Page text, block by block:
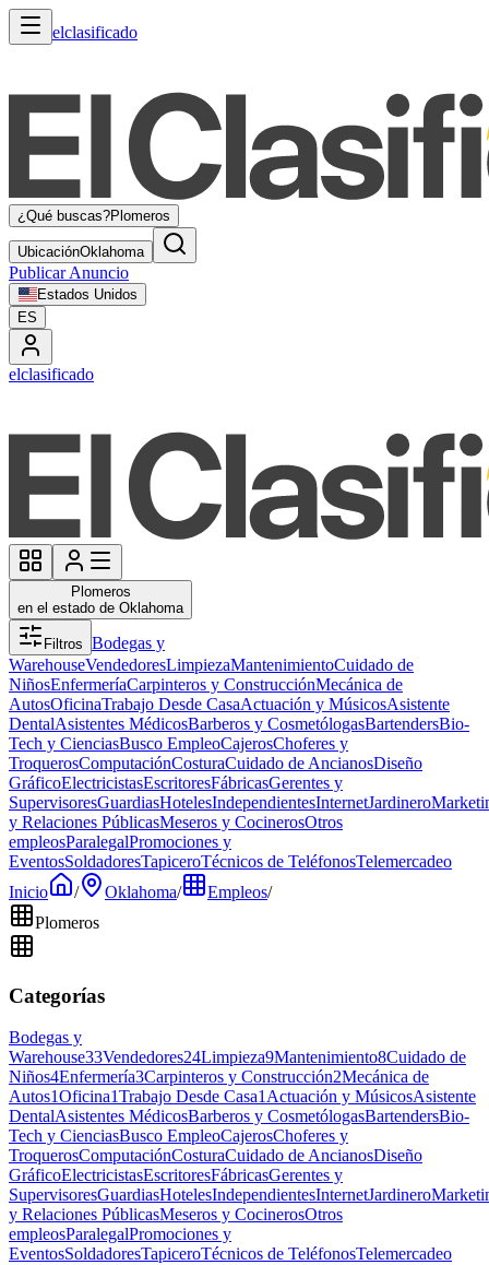
elclasificado
¿Qué buscas?Plomeros
UbicaciónOklahoma
Publicar Anuncio
Estados Unidos
ES
elclasificado
Plomeros
en el estado de Oklahoma
Filtros Bodegas y
WarehouseVendedoresLimpiezaMantenimientoCuidado de
NiñosEnfermeríaCarpinteros y ConstrucciónMecánica de
AutosOficinaTrabajo Desde CasaActuación y MúsicosAsistente
DentalAsistentes MédicosBarberos y CosmetólogasBartendersBio-
Tech y CienciasBusco EmpleoCajerosChoferes y
TroquerosComputaciónCosturaCuidado de AncianosDiseño
GráficoElectricistasEscritoresFábricasGerentes y
SupervisoresGuardiasHotelesIndependientesInternetJardinero
y Relaciones PúblicasMeseros y CocinerosOtros
empleosParalegalPromociones y
EventosSoldadoresTapiceroTécnicos de TeléfonosTelemercadeo
Inicio
/ Oklahoma/ Empleos/
Plomeros
Categorías
Bodegas y
Warehouse33Vendedores24Limpieza9Mantenimiento8Cuidado de
Niños4Enfermería3Carpinteros y Construcción2Mecánica de
Autos1Oficina1Trabajo Desde Casa1Actuación y MúsicosAsistente
DentalAsistentes MédicosBarberos y CosmetólogasBartendersBio-
Tech y CienciasBusco EmpleoCajerosChoferes y
TroquerosComputaciónCosturaCuidado de AncianosDiseño
GráficoElectricistasEscritoresFábricasGerentes y
SupervisoresGuardiasHotelesIndependientesInternetJardinero
y Relaciones PúblicasMeseros y CocinerosOtros
empleosParalegalPromociones y
EventosSoldadoresTapiceroTécnicos de TeléfonosTelemercadeo